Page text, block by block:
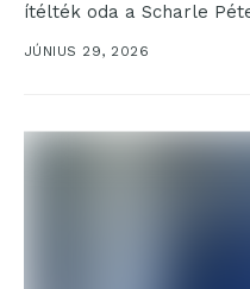
ítélték oda a Scharle
a műszaki tudás...
JÚNIUS 29, 2026